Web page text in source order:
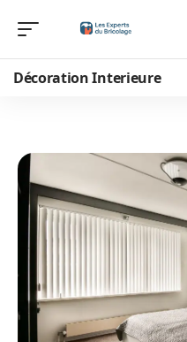
Décoration Interieure